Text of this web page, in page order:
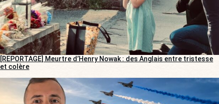
[REPORTAGE] Meurtre d’Henry Nowak : des Anglais entre tristesse
et colère